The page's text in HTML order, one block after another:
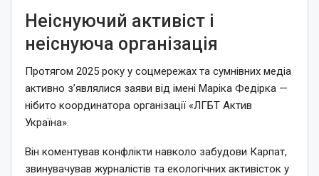
Неіснуючий активіст і
неіснуюча організація
Протягом 2025 року у соцмережах та сумнівних медіа
активно з’являлися заяви від імені Маріка Федірка —
нібито координатора організації «ЛГБТ Актив
Україна».
Він коментував конфлікти навколо забудови Карпат,
звинувачував журналістів та екологічних активісток у